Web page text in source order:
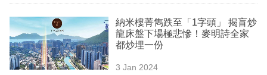
納米樓菁雋跌至「1字頭」 揭盲炒
龍床盤下場極悲慘！麥明詩全家
都炒埋一份
3 Jan 2024